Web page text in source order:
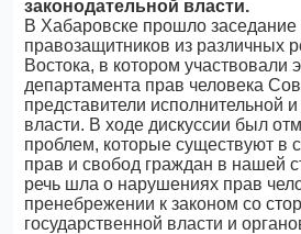
законодательной власти.
В Хабаровске прошло заседание
правозащитников из различных
Востока, в котором участвовали
департамента прав человека
представители исполнительной
власти. В ходе дискуссии был
проблем, которые существуют в
прав и свобод граждан в нашей
речь шла о нарушениях прав
пренебрежении к законом со
государственной власти и